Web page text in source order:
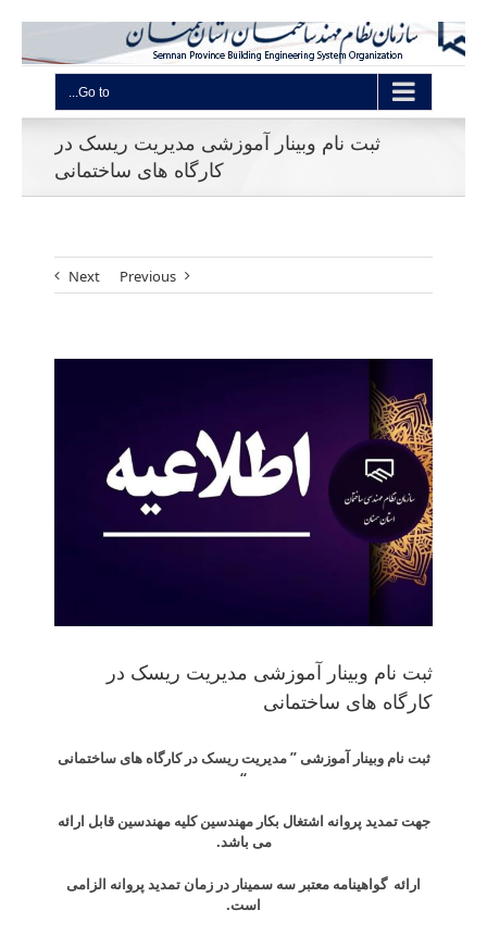
Go to...
ثبت نام وبینار آموزشی مدیریت ریسک در
کارگاه های ساختمانی
Previous
Next
Larger
Image
ثبت نام وبینار آموزشی مدیریت ریسک در
کارگاه های ساختمانی
ثبت نام وبینار آموزشی ” مدیریت ریسک در کارگاه های ساختمانی
“
جهت تمدید پروانه اشتغال بکار مهندسین کلیه مهندسین قابل ارائه
می باشد.
ارائه گواهینامه معتبر سه سمینار در زمان تمدید پروانه الزامی
است.